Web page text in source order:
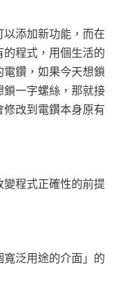
添加新功能，而在
程式，用個生活的
鑽，如果今天想鎖
一字螺絲，那就接
修改到電鑽本身原有
程式正確性的前提
泛用途的介面」的